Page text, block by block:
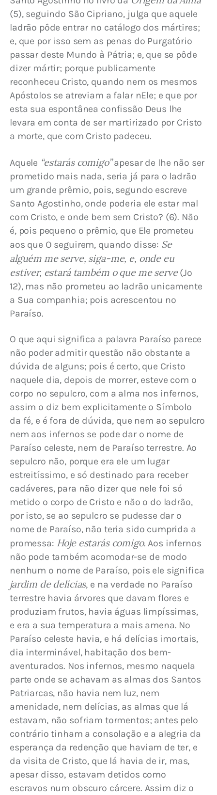
(5), seguindo São Cipriano, julga que aquele
ladrão pôde entrar no catálogo dos mártires;
e, que por isso sem as penas do Purgatório
passar deste Mundo à Pátria; e, que se pôde
dizer mártir; porque publicamente
reconheceu Cristo, quando nem os mesmos
Apóstolos se atreviam a falar nEle; e que por
esta sua espontânea confissão Deus lhe
levara em conta de ser martirizado por Cristo
a morte, que com Cristo padeceu.
Aquele “estarás comigo” apesar de lhe não ser
prometido mais nada, seria já para o ladrão
um grande prêmio, pois, segundo escreve
Santo Agostinho, onde poderia ele estar mal
com Cristo, e onde bem sem Cristo? (6). Não
é, pois pequeno o prêmio, que Ele prometeu
aos que O seguirem, quando disse: Se
alguém me serve, siga-me, e, onde eu
estiver, estará também o que me serve (Jo
12), mas não prometeu ao ladrão unicamente
a Sua companhia; pois acrescentou no
Paraíso.
O que aqui significa a palavra Paraíso parece
não poder admitir questão não obstante a
dúvida de alguns; pois é certo, que Cristo
naquele dia, depois de morrer, esteve com o
corpo no sepulcro, com a alma nos infernos,
assim o diz bem explicitamente o Símbolo
da fé, e é fora de dúvida, que nem ao sepulcro
nem aos infernos se pode dar o nome de
Paraíso celeste, nem de Paraíso terrestre. Ao
sepulcro não, porque era ele um lugar
estreitíssimo, e só destinado para receber
cadáveres, para não dizer que nele foi só
metido o corpo de Cristo e não o do ladrão,
por isto, se ao sepulcro se pudesse dar o
nome de Paraíso, não teria sido cumprida a
promessa: Hoje estarás comigo. Aos infernos
não pode também acomodar-se de modo
nenhum o nome de Paraíso, pois ele significa
jardim de delícias, e na verdade no Paraíso
terrestre havia árvores que davam flores e
produziam frutos, havia águas limpíssimas,
e era a sua temperatura a mais amena. No
Paraíso celeste havia, e há delícias imortais,
dia interminável, habitação dos bem-
aventurados. Nos infernos, mesmo naquela
parte onde se achavam as almas dos Santos
Patriarcas, não havia nem luz, nem
amenidade, nem delícias, as almas que lá
estavam, não sofriam tormentos; antes pelo
contrário tinham a consolação e a alegria da
esperança da redenção que haviam de ter, e
da visita de Cristo, que lá havia de ir, mas,
apesar disso, estavam detidos como
escravos num obscuro cárcere. Assim diz o